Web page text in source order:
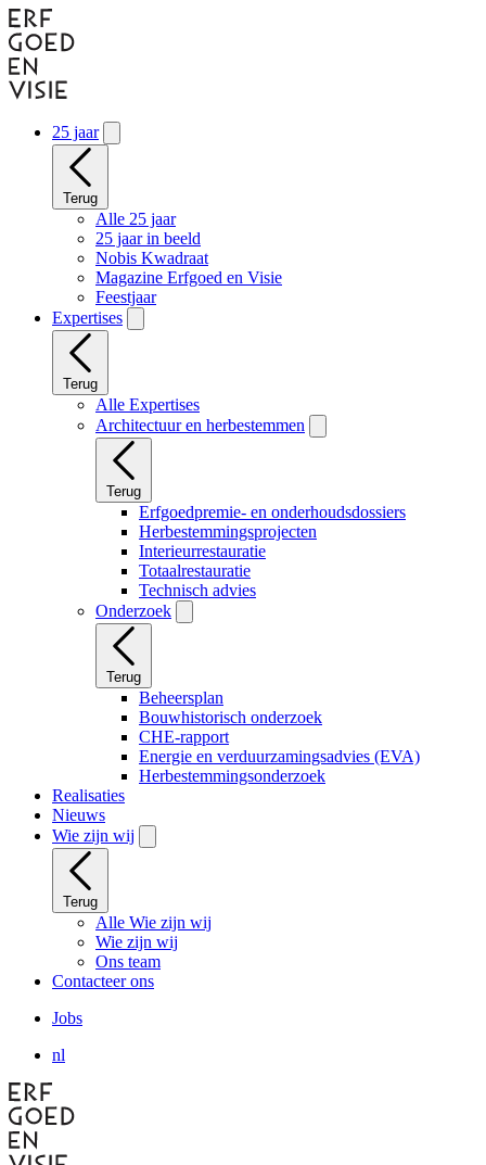
Naar
hoofdinhoud
gaan
25 jaar
Terug
Alle 25 jaar
25 jaar in beeld
Nobis Kwadraat
Magazine Erfgoed en Visie
Feestjaar
Expertises
Terug
Alle Expertises
Architectuur en herbestemmen
Terug
Erfgoedpremie- en onderhoudsdossiers
Herbestemmingsprojecten
Interieurrestauratie
Totaalrestauratie
Technisch advies
Onderzoek
Terug
Beheersplan
Bouwhistorisch onderzoek
CHE-rapport
Energie en verduurzamingsadvies (EVA)
Herbestemmingsonderzoek
Realisaties
Nieuws
Wie zijn wij
Terug
Alle Wie zijn wij
Wie zijn wij
Ons team
Contacteer ons
Jobs
nl